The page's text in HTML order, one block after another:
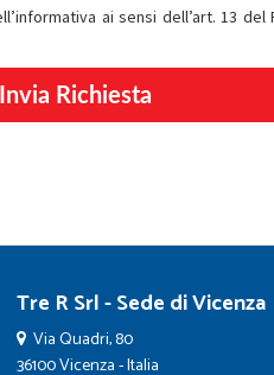
ai sensi dell’art. 13 del
Tre R Srl - Sede di Vicenza
Via Quadri, 80
36100 Vicenza - Italia